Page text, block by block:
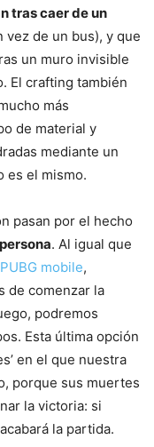
tras caer de un
vez de un bus), y que
un muro invisible
El crafting también
más
de material y
mediante un
es el mismo.
pasan por el hecho
. Al igual que
mobile,
de comenzar la
podremos
Esta última opción
en el que nuestra
porque sus muertes
la victoria: si
la partida.